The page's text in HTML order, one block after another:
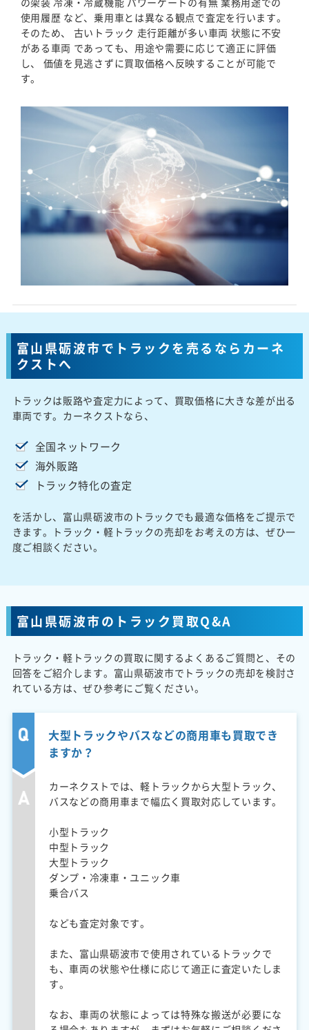
使用履歴 など、乗用車とは異なる観点で査定を行います。
そのため、 古いトラック 走行距離が多い車両 状態に不安
がある車両 であっても、用途や需要に応じて適正に評価
し、 価値を見逃さずに買取価格へ反映することが可能で
す。
富山県砺波市でトラックを売るならカーネ
クストへ
トラックは販路や査定力によって、買取価格に大きな差が出る
車両です。カーネクストなら、
全国ネットワーク
海外販路
トラック特化の査定
を活かし、富山県砺波市のトラックでも最適な価格をご提示で
きます。トラック・軽トラックの売却をお考えの方は、ぜひ一
度ご相談ください。
富山県砺波市のトラック買取Q&A
トラック・軽トラックの買取に関するよくあるご質問と、その
回答をご紹介します。富山県砺波市でトラックの売却を検討さ
れている方は、ぜひ参考にご覧ください。
大型トラックやバスなどの商用車も買取でき
ますか？
カーネクストでは、軽トラックから大型トラック、
バスなどの商用車まで幅広く買取対応しています。
小型トラック
中型トラック
大型トラック
ダンプ・冷凍車・ユニック車
乗合バス
なども査定対象です。
また、富山県砺波市で使用されているトラックで
も、車両の状態や仕様に応じて適正に査定いたしま
す。
なお、車両の状態によっては特殊な搬送が必要にな